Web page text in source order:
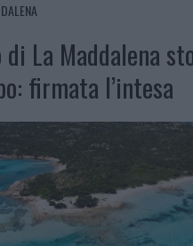
di La Maddalena
firmata l’intesa